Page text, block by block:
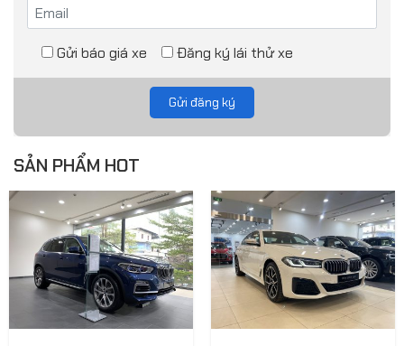
Gửi báo giá xe Đăng ký lái thử xe
SẢN PHẨM HOT